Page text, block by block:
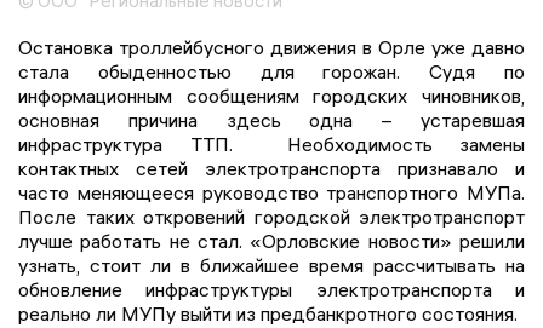
Остановка троллейбусного движения в Орле уже давно
стала обыденностью для горожан. Судя по
информационным сообщениям городских чиновников,
основная причина здесь одна – устаревшая
инфраструктура ТТП. Необходимость замены
контактных сетей электротранспорта признавало и
часто меняющееся руководство транспортного МУПа.
После таких откровений городской электротранспорт
лучше работать не стал. «Орловские новости» решили
узнать, стоит ли в ближайшее время рассчитывать на
обновление инфраструктуры электротранспорта и
реально ли МУПу выйти из предбанкротного состояния.